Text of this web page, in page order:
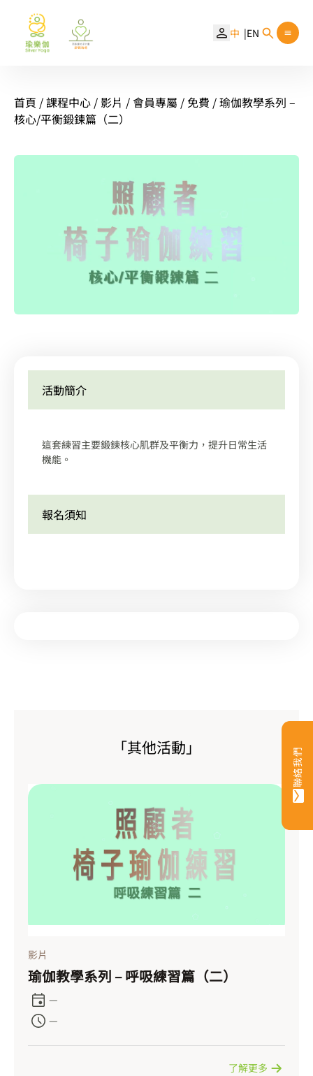
中 EN
首頁 /課程中心 / 影片 /會員專屬 / 免費 / 瑜伽教學系列 –
核心/平衡鍛鍊篇（二）
活動簡介
這套練習主要鍛鍊核心肌群及平衡力，提升日常生活
機能。
報名須知
「其他活動」
影片
瑜伽教學系列 – 呼吸練習篇（二）
—
—
了解更多
聯絡我們